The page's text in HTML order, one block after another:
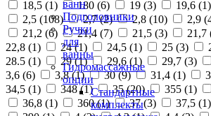
ванн
Подголовники
Ручки
для
ванны
Гидромассажные
опции
Стандартные
комплекты
18,5 (1) 180 (6) 19 (3) 19,6 (1)
2,5 (108) 2,7 (2) 2,8 (10) 2,9 (
21,2 (6) 21,4 (7) 21,5 (3) 21,7
22,8 (1) 24 (1) 24,5 (1) 25 (3)
28.5 (1) 29 (1) 29,6 (1) 29,7 (3)
3,6 (6) 3,8 (1) 30 (9) 31,4 (1)
34,5 (1) 348 (1) 35 (20) 355 (1)
36,8 (1) 360 (1) 37 (3) 37,5 (1)